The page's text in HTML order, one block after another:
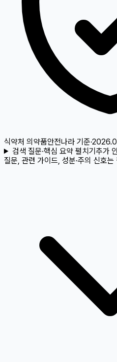
식약처 의약품안전나라 기준·
검색 질문·핵심 요약 펼치기추가
질문, 관련 가이드, 성분·주의 신호